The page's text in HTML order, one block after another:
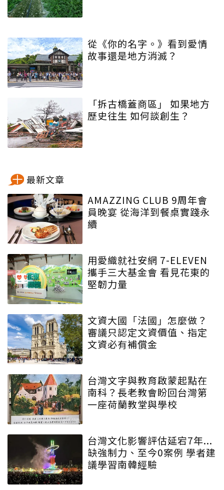
從《你的名字。》看到愛情
故事還是地方消滅？
「拆古橋蓋商區」 如果地方
歷史往生 如何談創生？
最新文章
AMAZZING CLUB 9周年會
員晚宴 從海洋到餐桌實踐永
續
用愛織就社安網 7-ELEVEN
攜手三大基金會 看見花東的
堅韌力量
文資大國「法國」怎麼做？
審議只認定文資價值、指定
文資必有補償金
台灣文字與教育啟蒙起點在
南科？長老教會盼回台灣第
一座荷蘭教堂與學校
台灣文化影響評估延宕7年...
缺強制力、至今0案例 學者建
議學習南韓經驗